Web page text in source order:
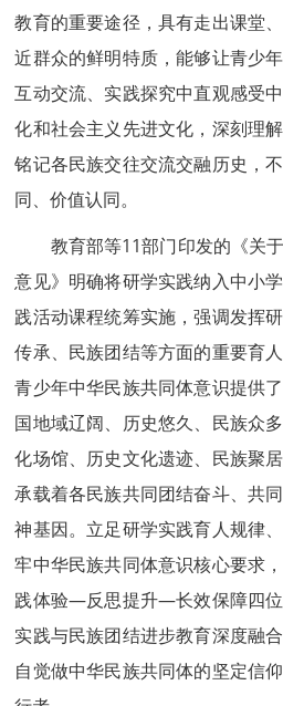
教育的重要途径，具有走出课堂
近群众的鲜明特质，能够让青少
互动交流、实践探究中直观感受
化和社会主义先进文化，深刻理
铭记各民族交往交流交融历史，
同、价值认同。
教育部等11部门印发的《关于
意见》明确将研学实践纳入中小
践活动课程统筹实施，强调发挥
传承、民族团结等方面的重要育
青少年中华民族共同体意识提供
国地域辽阔、历史悠久、民族众
化场馆、历史文化遗迹、民族聚
承载着各民族共同团结奋斗、共
神基因。立足研学实践育人规律
牢中华民族共同体意识核心要求
践体验—反思提升—长效保障四
实践与民族团结进步教育深度融
自觉做中华民族共同体的坚定信